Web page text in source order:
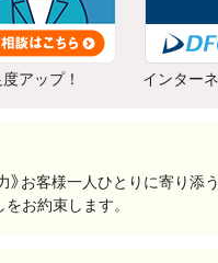
アップ！ インター
お客様一人ひとりに寄り
お約束します。